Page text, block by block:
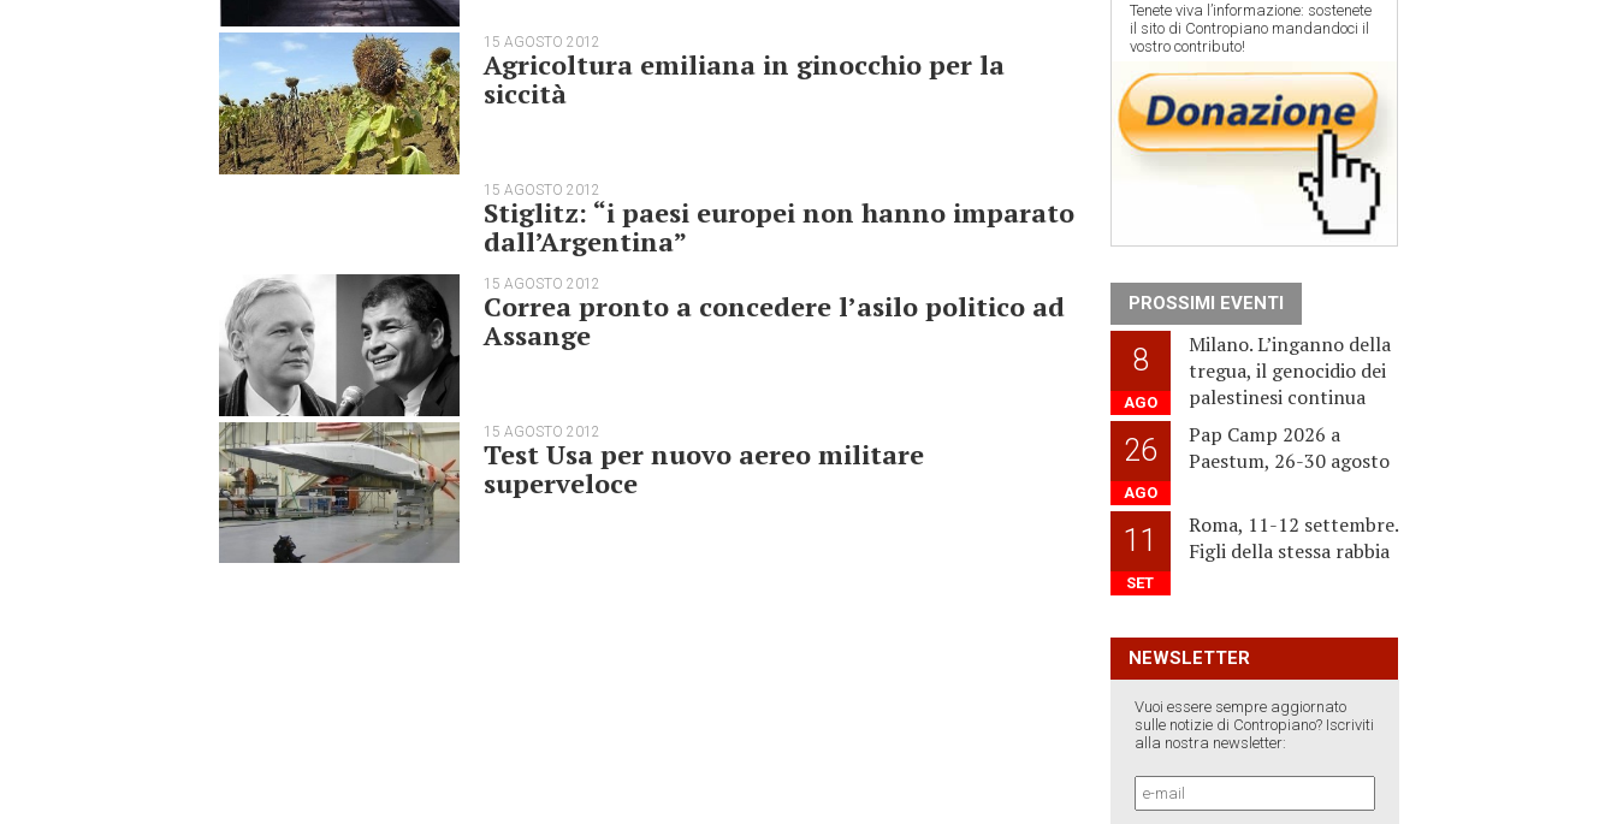
15 AGOSTO 2012
Agricoltura emiliana in ginocchio per la
siccità
15 AGOSTO 2012
Stiglitz: “i paesi europei non hanno imparato
dall’Argentina”
15 AGOSTO 2012
Correa pronto a concedere l’asilo politico ad
Assange
15 AGOSTO 2012
Test Usa per nuovo aereo militare
superveloce
Tenete viva l’informazione: sostenete
il sito di Contropiano mandandoci il
vostro contributo!
PROSSIMI EVENTI
8
AGO
Milano. L’inganno della
tregua, il genocidio dei
palestinesi continua
26
AGO
Pap Camp 2026 a
Paestum, 26-30 agosto
11
SET
Roma, 11-12 settembre.
Figli della stessa rabbia
NEWSLETTER
Vuoi essere sempre aggiornato
sulle notizie di Contropiano? Iscriviti
alla nostra newsletter: